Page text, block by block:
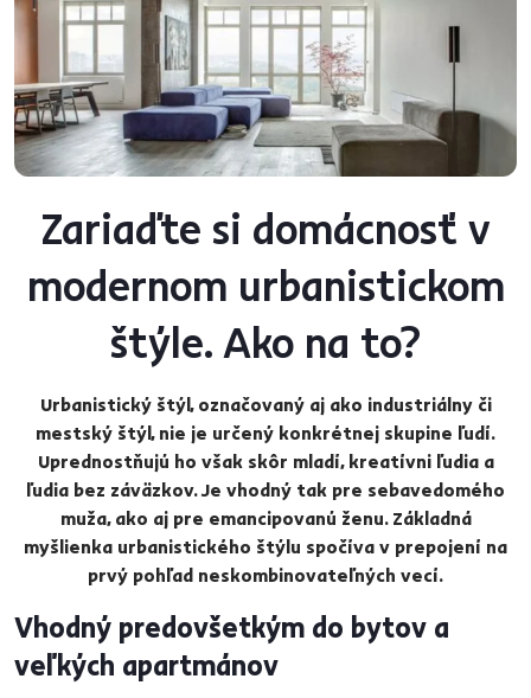
Zariaďte si domácnosť v
modernom urbanistickom
štýle. Ako na to?
Urbanistický štýl, označovaný aj ako industriálny či
mestský štýl, nie je určený konkrétnej skupine ľudí.
Uprednostňujú ho však skôr mladí, kreatívni ľudia a
ľudia bez záväzkov. Je vhodný tak pre sebavedomého
muža, ako aj pre emancipovanú ženu. Základná
myšlienka urbanistického štýlu spočíva v prepojení na
prvý pohľad neskombinovateľných vecí.
Vhodný predovšetkým do bytov a
veľkých apartmánov